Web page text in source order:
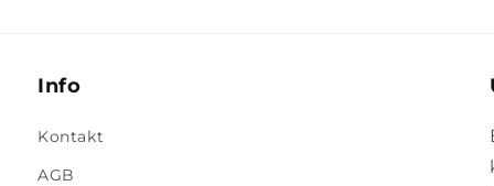
Info
Kontakt
AGB